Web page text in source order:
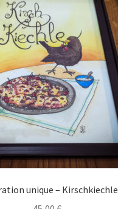
unique – Kirschkiechle